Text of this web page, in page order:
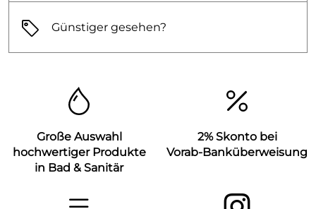
Günstiger gesehen?
Große Auswahl
hochwertiger Produkte
in Bad & Sanitär
2% Skonto bei
Vorab-Banküberweisung